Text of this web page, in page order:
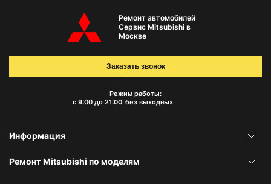
Ремонт автомобилей
Сервис Mitsubishi в
Москве
Режим работы:
с 9:00 до 21:00 без выходных
Заказать звонок
Информация
Ремонт Mitsubishi по моделям